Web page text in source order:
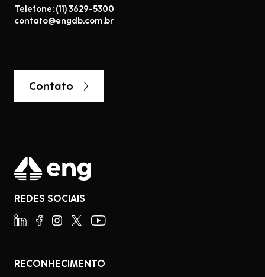
Telefone: (11) 3629-5300
contato@engdb.com.br
Contato
REDES SOCIAIS
RECONHECIMENTO